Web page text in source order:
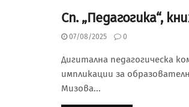
СЪДЪРЖАНИЕ НА СП.
Сп. „Педагогика“,
07/08/2025 0
Дигитална педагогическа
импликации за
Мизова...